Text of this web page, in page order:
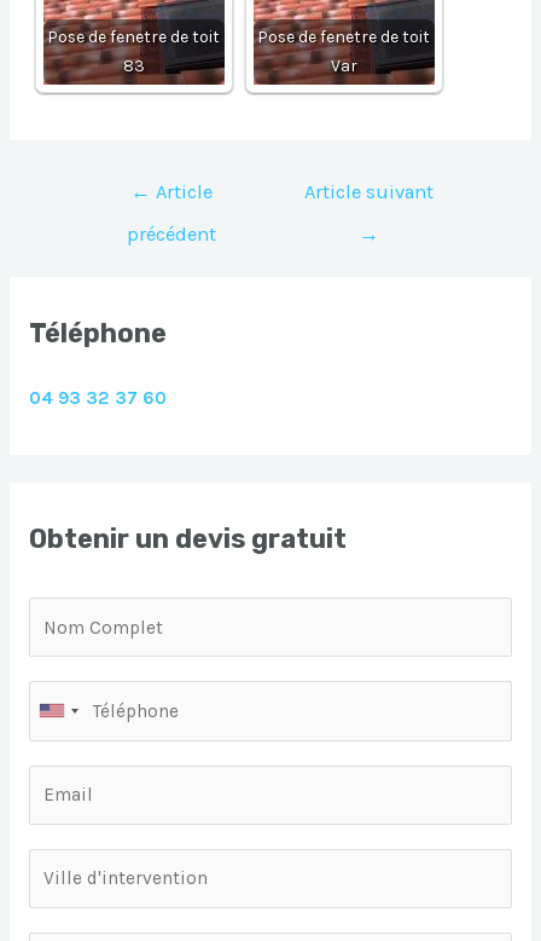
Pose de fenetre de toit
83
Pose de fenetre de toit
Var
Navigation
l’article
← Article
précédent
Article suivant
→
Téléphone
04 93 32 37 60
Obtenir un devis gratuit